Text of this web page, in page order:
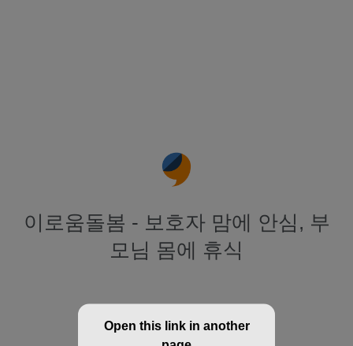
이로움돌봄 - 보호자 맘에 안심, 부
모님 몸에 휴식